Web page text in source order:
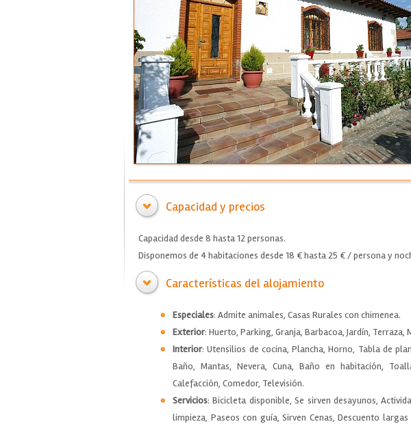
Capacidad y precios
Capacidad desde 8 hasta 12 personas.
Disponemos de 4 habitaciones desde 18 € hasta 25 € / persona y
Características del alojamiento
Especiales: Admite animales, Casas Rurales con chimenea.
Exterior: Huerto, Parking, Granja, Barbacoa, Jardín, Terraza,
Interior: Utensilios de cocina, Plancha, Horno, Tabla de
Baño, Mantas, Nevera, Cuna, Baño en habitación,
Calefacción, Comedor, Televisión.
Servicios: Bicicleta disponible, Se sirven desayunos,
limpieza, Paseos con guía, Sirven Cenas, Descuento